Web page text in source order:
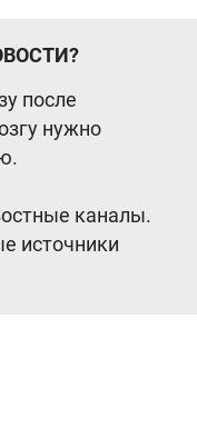
после
нужно
каналы.
источники